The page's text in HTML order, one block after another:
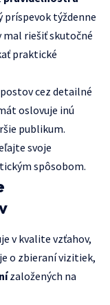
príspevok týždenne
mal riešiť skutočné
praktické
cez detailné
oslovuje inú
publikum.
svoje
spôsobom.
v kvalite vzťahov,
o zbieraní vizitiek,
založených na